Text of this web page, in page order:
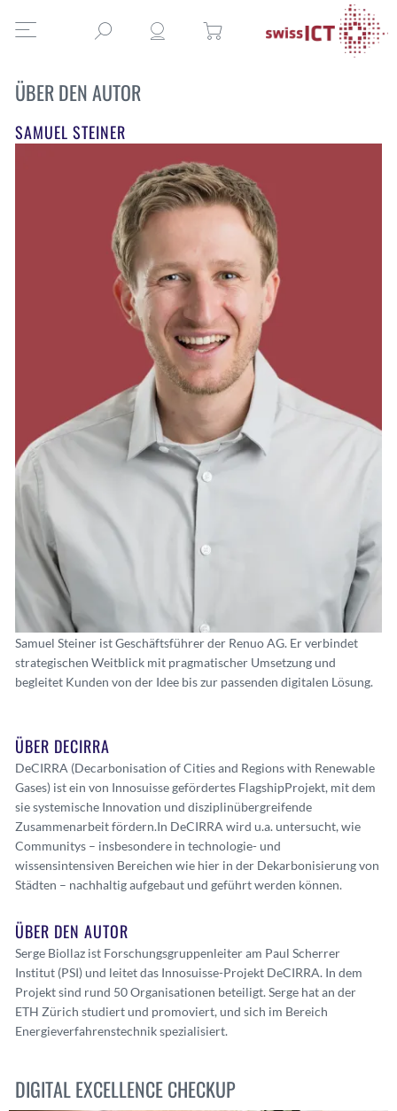
ÜBER DEN AUTOR
SAMUEL STEINER
Samuel Steiner ist Geschäftsführer der Renuo AG. Er verbindet
strategischen Weitblick mit pragmatischer Umsetzung und
begleitet Kunden von der Idee bis zur passenden digitalen Lösung.
ÜBER DECIRRA
DeCIRRA (Decarbonisation of Cities and Regions with Renewable
Gases) ist ein von Innosuisse gefördertes FlagshipProjekt, mit dem
sie systemische Innovation und disziplinübergreifende
Zusammenarbeit fördern.In DeCIRRA wird u.a. untersucht, wie
Communitys – insbesondere in technologie- und
wissensintensiven Bereichen wie hier in der Dekarbonisierung von
Städten – nachhaltig aufgebaut und geführt werden können.
ÜBER DEN AUTOR
Serge Biollaz ist Forschungsgruppenleiter am Paul Scherrer
Institut (PSI) und leitet das Innosuisse-Projekt DeCIRRA. In dem
Projekt sind rund 50 Organisationen beteiligt. Serge hat an der
ETH Zürich studiert und promoviert, und sich im Bereich
Energieverfahrenstechnik spezialisiert.
DIGITAL EXCELLENCE CHECKUP